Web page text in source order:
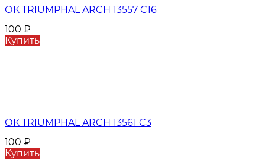
ОК TRIUMPHAL ARCH 13557 C16
100 ₽
Купить
ОК TRIUMPHAL ARCH 13561 C3
100 ₽
Купить